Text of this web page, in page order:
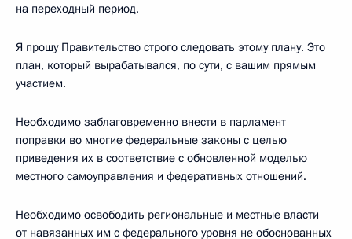
на переходный период.
Я прошу Правительство строго следовать этому плану. Это
план, который вырабатывался, по сути, с вашим прямым
участием.
Необходимо заблаговременно внести в парламент
поправки во многие федеральные законы с целью
приведения их в соответствие с обновленной моделью
местного самоуправления и федеративных отношений.
Необходимо освободить региональные и местные власти
от навязанных им с федерального уровня не обоснованных